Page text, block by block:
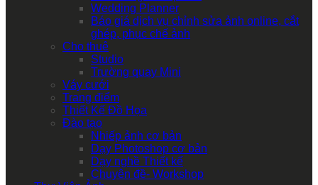
Wedding Planner
Báo giá dịch vụ chỉnh sửa ảnh online, cắt
ghép, phục chế ảnh
Cho thuê
Studio
Trường quay Mini
Váy cưới
Trang điểm
Thiết Kế Đồ Họa
Đào tạo
Nhiếp ảnh cơ bản
Dạy Photoshop cơ bản
Dạy nghề Thiết kế
Chuyên đề- Workshop